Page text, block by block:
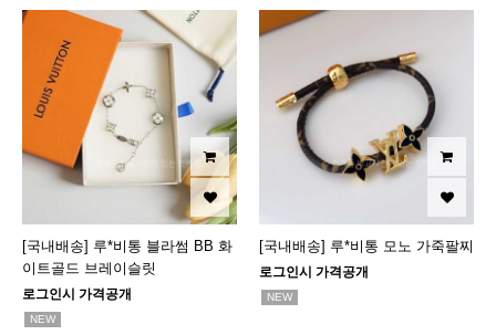
[국내배송] 루*비통 블라썸 BB 화
이트골드 브레이슬릿
로그인시 가격공개
NEW
[국내배송] 루*비통 모노 가죽팔찌
로그인시 가격공개
NEW